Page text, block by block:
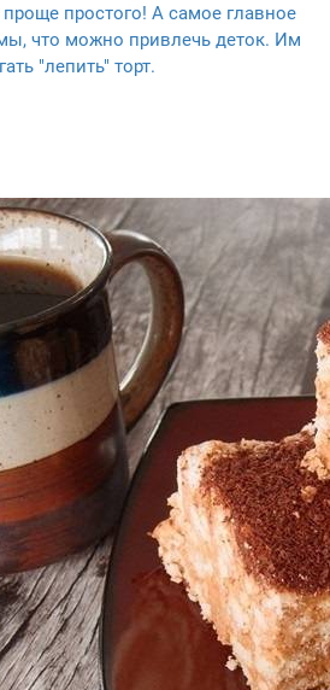
простого! А самое главное
что можно привлечь деток. Им
"лепить" торт.